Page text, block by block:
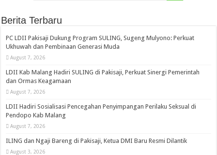
Berita Terbaru
PC LDII Pakisaji Dukung Program SULING, Sugeng Mulyono: Perkuat
Ukhuwah dan Pembinaan Generasi Muda
August 7, 2026
LDII Kab Malang Hadiri SULING di Pakisaji, Perkuat Sinergi Pemerintah
dan Ormas Keagamaan
August 7, 2026
LDII Hadiri Sosialisasi Pencegahan Penyimpangan Perilaku Seksual di
Pendopo Kab Malang
August 7, 2026
ILING dan Ngaji Bareng di Pakisaji, Ketua DMI Baru Resmi Dilantik
August 3, 2026